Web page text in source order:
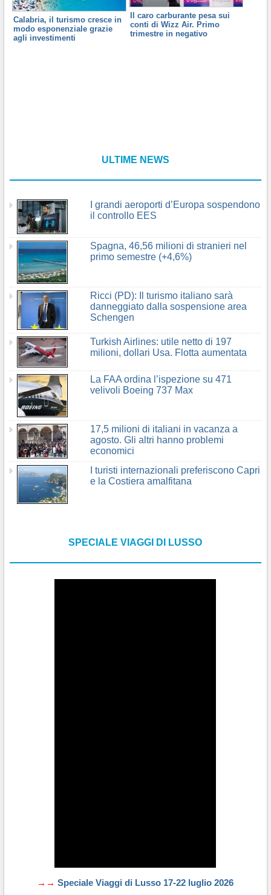
Calabria, il turismo cresce in
modo esponenziale grazie
agli investimenti
Il caro carburante pesa sui
conti di Wizz Air. Primo
trimestre in negativo
ULTIME NEWS
I grandi aeroporti d’Europa sospendono
il controllo EES
Spagna, 46,56 milioni di stranieri nel
primo semestre (+4,6%)
Ricci (PD): Il turismo italiano sarà
danneggiato dalla sospensione area
Schengen
Turkish Airlines: utile netto di 197
milioni, dollari Usa. Flotta aumentata
La FAA ordina l’ispezione su 471
velivoli Boeing 737 Max
17,5 milioni di italiani in vacanza a
agosto. Gli altri hanno problemi
economici
I turisti internazionali preferiscono Capri
e la Costiera amalfitana
SPECIALE VIAGGI DI LUSSO
→→ Speciale Viaggi di Lusso 17-22 luglio 2026